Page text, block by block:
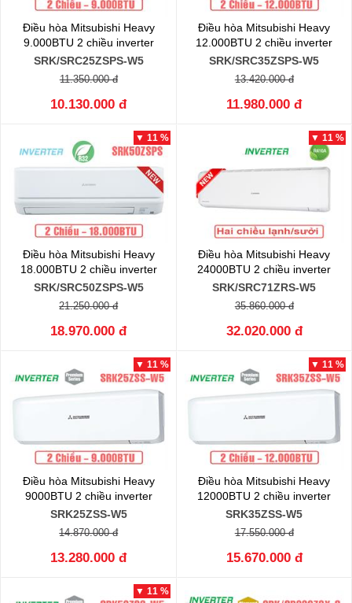
Điều hòa Mitsubishi Heavy
9.000BTU 2 chiều inverter
SRK/SRC25ZSPS-W5
11.350.000 đ
10.130.000 đ
Điều hòa Mitsubishi Heavy
12.000BTU 2 chiều inverter
SRK/SRC35ZSPS-W5
13.420.000 đ
11.980.000 đ
▼ 11 %
Điều hòa Mitsubishi Heavy
18.000BTU 2 chiều inverter
SRK/SRC50ZSPS-W5
21.250.000 đ
18.970.000 đ
▼ 11 %
Điều hòa Mitsubishi Heavy
24000BTU 2 chiều inverter
SRK/SRC71ZRS-W5
35.860.000 đ
32.020.000 đ
▼ 11 %
Điều hòa Mitsubishi Heavy
9000BTU 2 chiều inverter
SRK25ZSS-W5
14.870.000 đ
13.280.000 đ
▼ 11 %
Điều hòa Mitsubishi Heavy
12000BTU 2 chiều inverter
SRK35ZSS-W5
17.550.000 đ
15.670.000 đ
▼ 11 %